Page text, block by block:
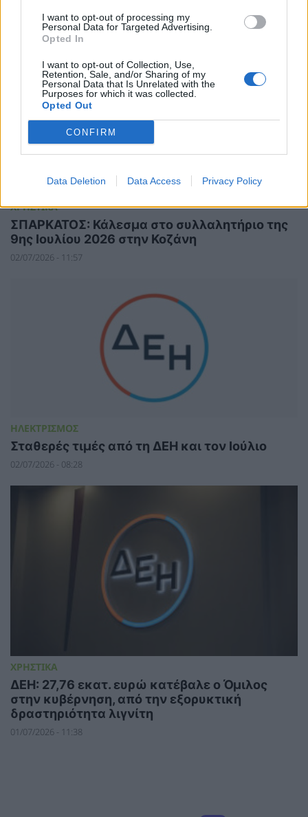
I want to opt-out of processing my
Personal Data for Targeted Advertising.
Opted In
I want to opt-out of Collection, Use,
Retention, Sale, and/or Sharing of my
Personal Data that Is Unrelated with the
Purposes for which it was collected.
Opted Out
CONFIRM
Data Deletion Data Access Privacy Policy
ΧΡΗΣΤΙΚΑ
ΣΠΑΡΚΑΤΟΣ: Κάλεσμα στο συλλαλητήριο της
9ης Ιουλίου 2026 στην Κοζάνη
02/07/2026 - 11:57
ΗΛΕΚΤΡΙΣΜΟΣ
Σταθερές τιμές από τη ΔΕΗ και τον Ιούλιο
02/07/2026 - 08:28
ΧΡΗΣΤΙΚΑ
ΔΕΗ: 27,76 εκατ. ευρώ κατέβαλε ο Όμιλος
στην κυβέρνηση, από την εξορυκτική
δραστηριότητα λιγνίτη
01/07/2026 - 11:38